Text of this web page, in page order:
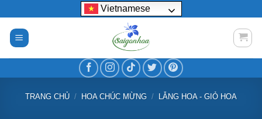
nội
dung
Vietnamese
TRANG CHỦ / HOA CHÚC MỪNG / LẴNG HOA - GIỎ HOA